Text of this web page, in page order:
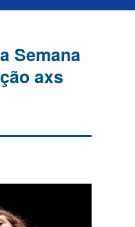
Semana
axs